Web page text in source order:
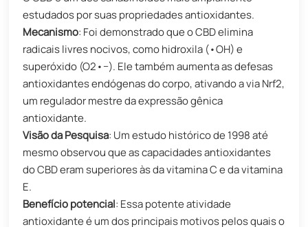
estudados por suas propriedades antioxidantes.
Mecanismo:​​ Foi demonstrado que o CBD elimina
radicais livres nocivos, como hidroxila (•OH) e
superóxido (O2•−). Ele também aumenta as defesas
antioxidantes endógenas do corpo, ativando a via Nrf2,
um regulador mestre da expressão gênica
antioxidante.
​Visão da Pesquisa:​​ Um estudo histórico de 1998 até
mesmo observou que as capacidades antioxidantes
do CBD eram superiores às da vitamina C e da vitamina
E.
Benefício potencial:​​ Essa potente atividade
antioxidante é um dos principais motivos pelos quais o